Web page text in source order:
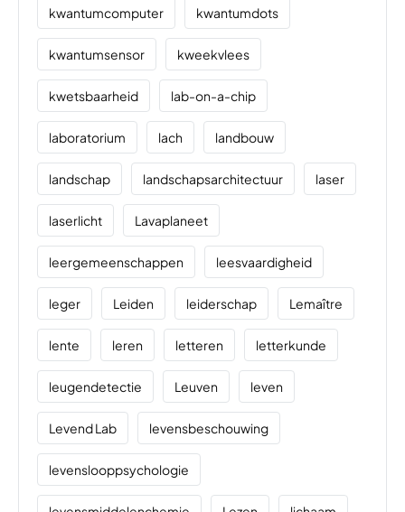
kwantumcomputer kwantumdots
kwantumsensor kweekvlees
kwetsbaarheid lab-on-a-chip
laboratorium lach landbouw
landschap landschapsarchitectuur laser
laserlicht Lavaplaneet
leergemeenschappen leesvaardigheid
leger Leiden leiderschap Lemaître
lente leren letteren letterkunde
leugendetectie Leuven leven
Levend Lab levensbeschouwing
levenslooppsychologie